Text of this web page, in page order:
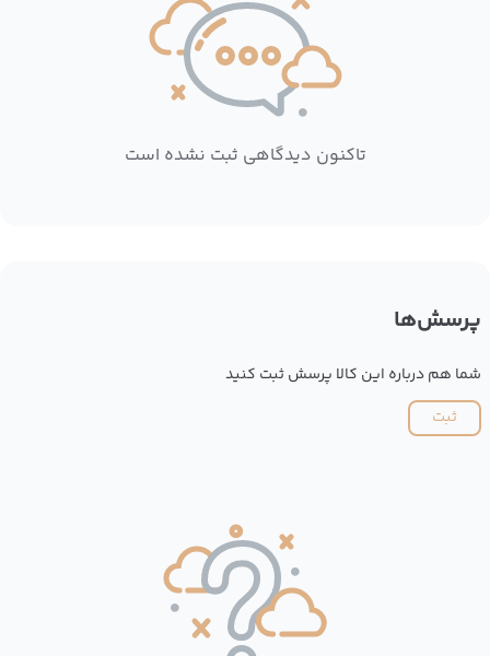
تاکنون دیدگاهی ثبت نشده است
پرسش‌ها
شما هم درباره این کالا پرسش ثبت کنید
ثبت